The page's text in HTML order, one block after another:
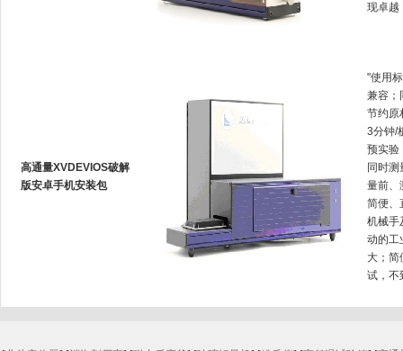
现卓越
高通量XVDEVIOS破解
版安卓手机安装包
"使用
兼容
节约原
3分钟/
预实验
同时测
量前
简便
机械手
动的工
大
试